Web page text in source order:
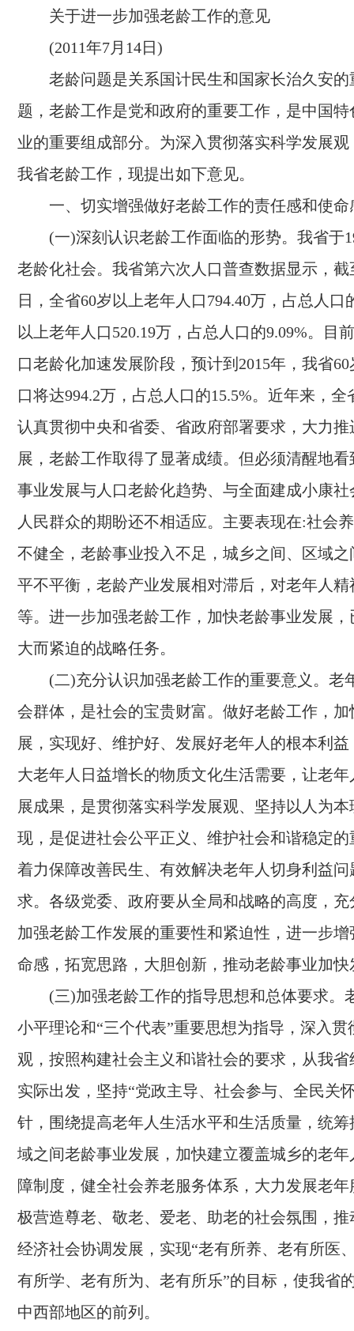
关于进一步加强老龄工作的意见
(2011年7月 14日)
老龄问题是关系国计民生和国家长治久安的
题，老龄工作是党和政府的重要工作，是中国
业的重要组成部分。为深入贯彻落实科学发展
我省老龄工作，现提出如下意见。
一、切实增强做好老龄工作的责任感和使命
(一)深刻认识老龄工作面临的形势。 我省于
老龄化社会。我省第六次人口普查数据显示，截
日，全省60岁以上老年人口794.40万，占总人口
以上老年人口520.19万，占总人口的9.09%。目
口老龄化加速发展阶段，预计到 2015年，我省60
口将达994.2万，占总人口的15.5%。近年来，全
认真贯彻中央和省委、省政府部署要求，大力
展，老龄工作取得了显著成绩。但必须清醒地
事业发展与人口老龄化趋势、与全面建成小康
人民群众的期盼还不相适应。主要表现在:社会
不健全，老龄事业投入不足，城乡之间、区域
平不平衡，老龄产业发展相对滞后，对老年人精
等。进一步加强老龄工作，加快老龄事业发展
大而紧迫的战略任务。
(二)充分认识加强老龄工作的重要意义。 老
会群体，是社会的宝贵财富。做好老龄工作，
展，实现好、维护好、发展好老年人的根本利
大老年人日益增长的物质文化生活需要，让老
展成果，是贯彻落实科学发展观、坚持以人为
现，是促进社会公平正义、维护社会和谐稳定
着力保障改善民生、有效解决老年人切身利益问
求。各级党委、政府要从全局和战略的高度，
加强老龄工作发展的重要性和紧迫性，进一步
命感，拓宽思路，大胆创新，推动老龄事业加快
(三)加强老龄工作的指导思想和总体要求。
小平理论和“三个代表”重要思想为指导，深入贯
观，按照构建社会主义和谐社会的要求，从我
实际出发，坚持“党政主导、社会参与、全民关
针，围绕提高老年人生活水平和生活质量，统
域之间老龄事业发展，加快建立覆盖城乡的老
障制度，健全社会养老服务体系，大力发展老
极营造尊老、敬老、爱老、助老的社会氛围，
经济社会协调发展，实现“老有所养、老有所医
有所学、老有所为、老有所乐”的目标，使我省
中西部地区的前列。